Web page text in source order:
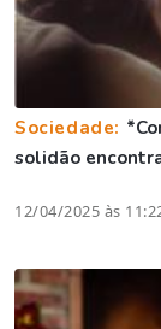
Sociedade:
solidão
12/04/2025 às